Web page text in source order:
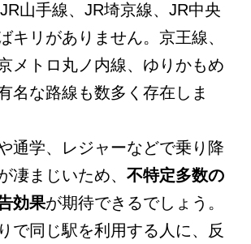
山手線、JR埼京線、JR中央
リがありません。京王線、
メトロ丸ノ内線、ゆりかもめ
名な路線も数多く存在しま
通学、レジャーなどで乗り降
凄まじいため、 不特定多数の
効果が期待できるでしょう。
で同じ駅を利用する人に、反